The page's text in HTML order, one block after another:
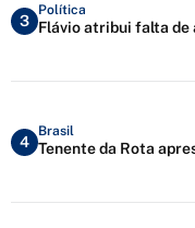
3
Política
Flávio atribui falta de
4
Brasil
Tenente da Rota